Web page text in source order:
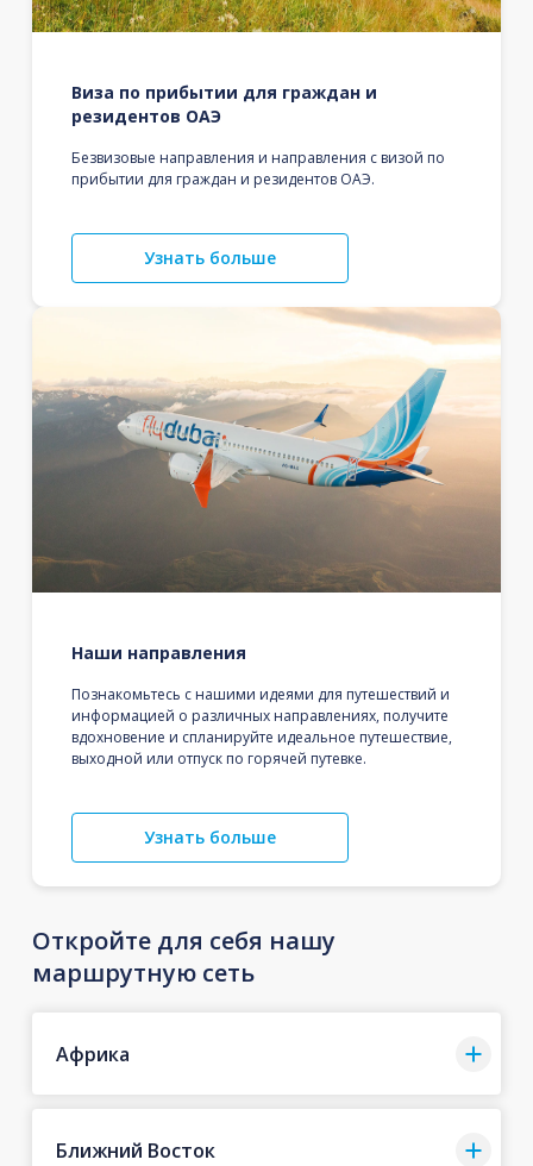
Виза по прибытии для граждан и
резидентов ОАЭ
Безвизовые направления и направления с визой по
прибытии для граждан и резидентов ОАЭ.
Узнать больше
Наши направления
Познакомьтесь с нашими идеями для путешествий и
информацией о различных направлениях, получите
вдохновение и спланируйте идеальное путешествие,
выходной или отпуск по горячей путевке.
Узнать больше
Откройте для себя нашу
маршрутную сеть
Африка
Ближний Восток